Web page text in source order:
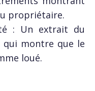
propriétaire.
: Un extrait du
montre que le
loué.